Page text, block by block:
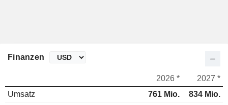
Finanzen
2026 *
2027 *
Umsatz
761 Mio.
834 Mio.